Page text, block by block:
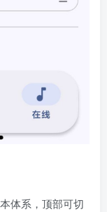
体系，顶部可切